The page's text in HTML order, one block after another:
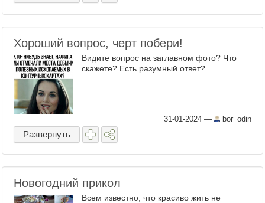
Хороший вопрос, черт побери!
Видите вопрос на заглавном фото? Что
скажете? Есть разумный ответ? ...
31-01-2024 — bor_odin
Развернуть
Новогодний прикол
Всем известно, что красиво жить не